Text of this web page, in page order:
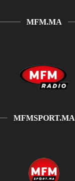
MFM.MA
MFMSPORT.MA